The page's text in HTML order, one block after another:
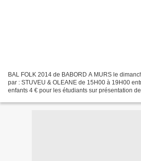
BAL FOLK 2014 de BABORD A MURS le
par : STUVEU & OLEANE de 15H00 à 19H00
enfants 4 € pour les étudiants sur présentation